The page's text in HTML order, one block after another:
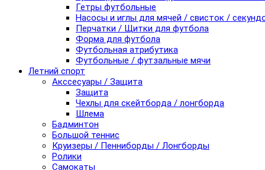
Гетры футбольные
Насосы и иглы для мячей / свисток /
Перчатки / Щитки для футбола
Форма для футбола
Футбольная атрибутика
Футбольные / футзальные мячи
Летний спорт
Акссесуары / Защита
Защита
Чехлы для скейтборда / лонгборда
Шлема
Бадминтон
Большой теннис
Круизеры / Пенниборды / Лонгборды
Ролики
Самокаты